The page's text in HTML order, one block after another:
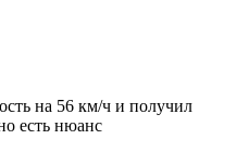
на 56 км/ч и получил
есть нюанс